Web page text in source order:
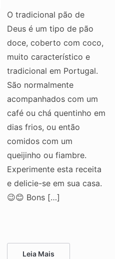
O tradicional pão de
Deus é um tipo de pão
doce, coberto com coco,
muito característico e
tradicional em Portugal.
São normalmente
acompanhados com um
café ou chá quentinho em
dias frios, ou então
comidos com um
queijinho ou fiambre.
Experimente esta receita
e delicie-se em sua casa.
😉😊 Bons […]
Leia Mais